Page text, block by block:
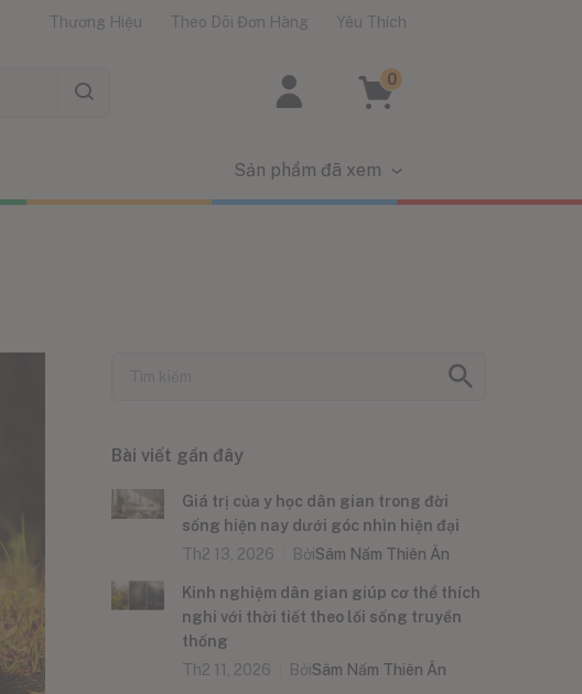
Thương Hiệu Theo Dõi Đơn Hàng Yêu Thích
0
Sản phẩm đã xem
Bài viết gần đây
Giá trị của y học dân gian trong đời
sống hiện nay dưới góc nhìn hiện đại
Th2 13, 2026
BởiSâm Nấm Thiên Ân
Kinh nghiệm dân gian giúp cơ thể thích
nghi với thời tiết theo lối sống truyền
thống
Th2 11, 2026
BởiSâm Nấm Thiên Ân